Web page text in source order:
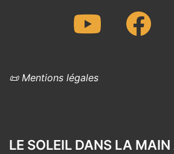
Youtube
📜 Mentions légales
LE SOLEIL DANS LA MAIN